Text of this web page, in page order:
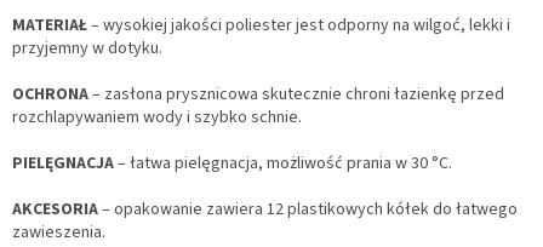
MATERIAŁ– wysokiej jakości poliester jest odporny na wilgoć, lekki i
przyjemny w dotyku.
OCHRONA– zasłona prysznicowa skutecznie chroni łazienkę przed
rozchlapywaniem wody i szybko schnie.
PIELĘGNACJA– łatwa pielęgnacja, możliwość prania w 30 °C.
AKCESORIA– opakowanie zawiera 12 plastikowych kółek do łatwego
zawieszenia.